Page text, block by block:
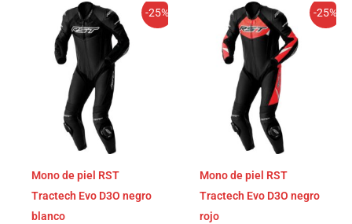
-25%
Mono de piel RST
Tractech Evo D3O negro
blanco
El
precio
original
749,95€.
precio
actual
es:
-25%
Mono de piel RST
Tractech Evo D3O negro
rojo
precio
original
749,95€.
precio
actual
es: